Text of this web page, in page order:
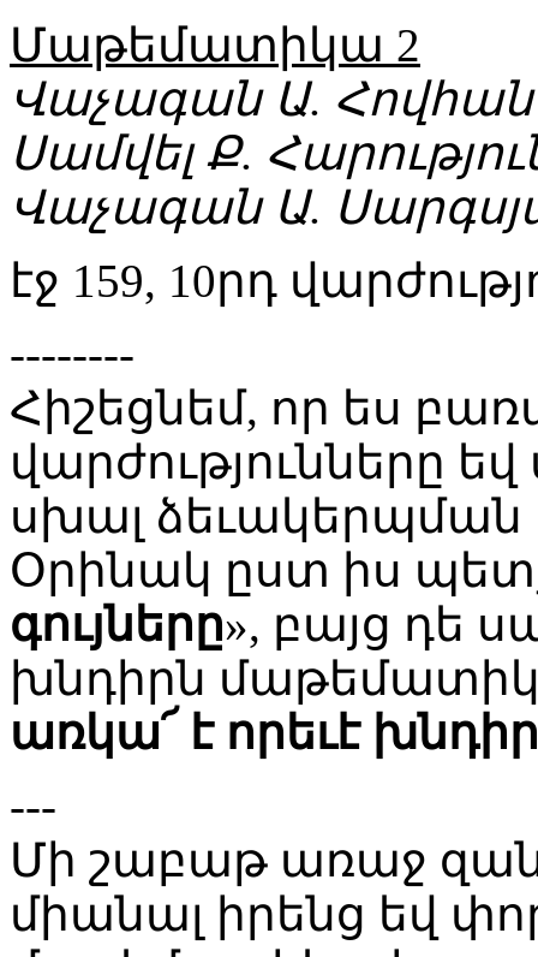
Մաթեմատիկա 2
Վաչագան Ա.
Սամվել Ք.
Վաչագան Ա.
էջ 159, 10րդ
--------
Հիշեցնեմ, որ ես
վարժությունները
սխալ ձեւակերպման
Օրինակ ըստ իս պետք
գույները», բայց դե
խնդիրն
առկա՜ է որեւէ խնդիր
---
Մի շաբաթ առաջ
միանալ իրենց եվ